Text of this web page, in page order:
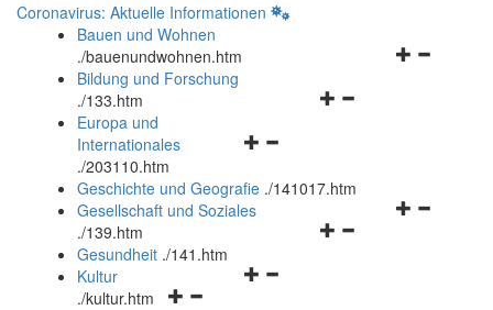
Coronavirus: Aktuelle Informationen
Bauen und Wohnen
./bauenundwohnen.htm
Navigationsmenü
Bildung und Forschung
./133.htm
Navigationsmenü
und
schließen
Europa und
Internationales
./203110.htm
Geschichte und Geografie ./141017.htm
Navigationsmenü
Gesellschaft und Soziales
./139.htm
Navigationsmenü
Gesundheit ./141.htm
Navigationsmenü
Kultur
./kultur.htm